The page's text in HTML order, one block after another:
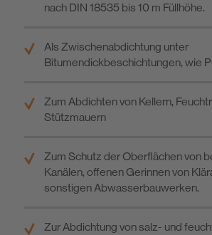
nach DIN 18535 bis 10 m Füllhöhe.
Als Zwischenabdichtung unter
Bitumendickbeschichtungen, wie
Zum Abdichten von Kellern,
Stützmauern
Zum Schutz der Oberflächen von
Kanälen, offenen Gerinnen von
sonstigen Abwasserbauwerken.
Zur Abdichtung von salz- und